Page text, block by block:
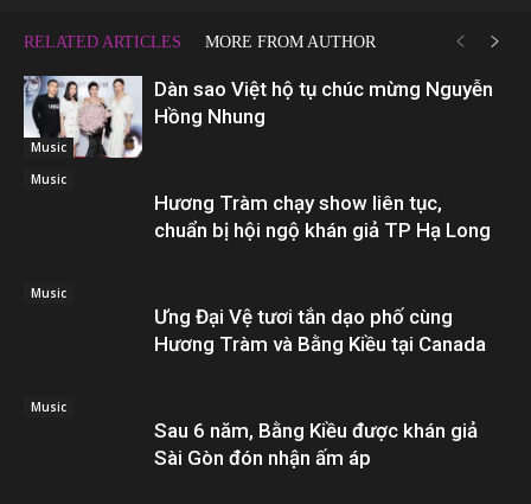
RELATED ARTICLES MORE FROM AUTHOR
Music
Dàn sao Việt hộ tụ chúc mừng Nguyễn
Hồng Nhung
Music
Hương Tràm chạy show liên tục,
chuẩn bị hội ngộ khán giả TP Hạ Long
Music
Ưng Đại Vệ tươi tắn dạo phố cùng
Hương Tràm và Bằng Kiều tại Canada
Music
Sau 6 năm, Bằng Kiều được khán giả
Sài Gòn đón nhận ấm áp